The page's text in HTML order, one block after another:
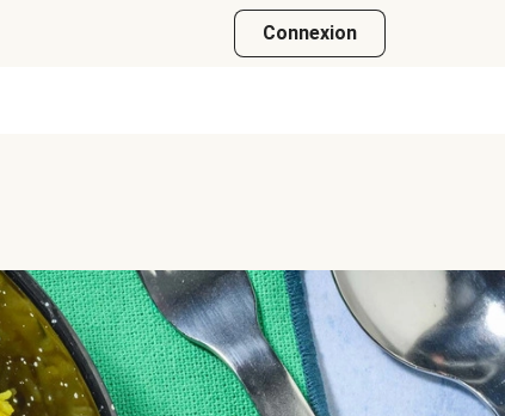
Connexion